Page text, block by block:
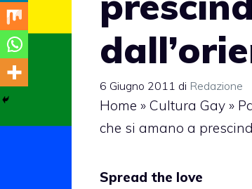
6 Giugno 2011 di Redazione
Home » Cultura Gay »
che si amano a
Spread the love